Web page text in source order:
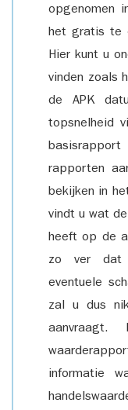
opgenomen
het gratis te
Hier kunt u
vinden zoals
de APK
topsnelheid
rapporten
bekijken in
vindt u wat
heeft op de
zo ver dat
eventuele
zal u dus
informatie